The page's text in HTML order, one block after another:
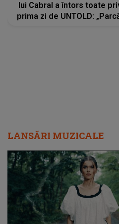
lui Cabral a întors toate
prima zi de UNTOLD:
LANSĂRI MUZICALE